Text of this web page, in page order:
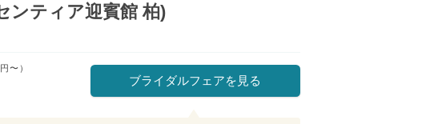
ンティア迎賓館 柏)
〜 ）
ブライダルフェアを見る